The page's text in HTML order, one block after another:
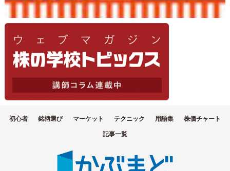
初心者 銘柄選び マーケット テクニック 用語集 株価チャート
記事一覧